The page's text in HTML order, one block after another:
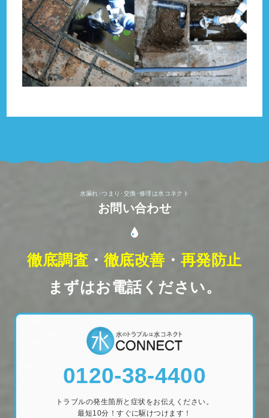
水漏れ･つまり･交換･修理は水コネクト
お問い合わせ
徹底調査 ・ 徹底改善 ・ 再発防止
まずはお電話ください。
0120-38-4400
トラブルの発生箇所と症状をお伝えください。
最短10分！すぐに駆けつけます！